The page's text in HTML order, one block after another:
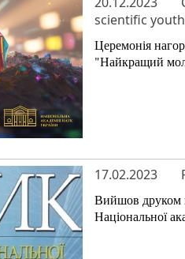
scientific youth
Церемонія
"Найкращий
17.02.2023
Вийшов друком
Національної